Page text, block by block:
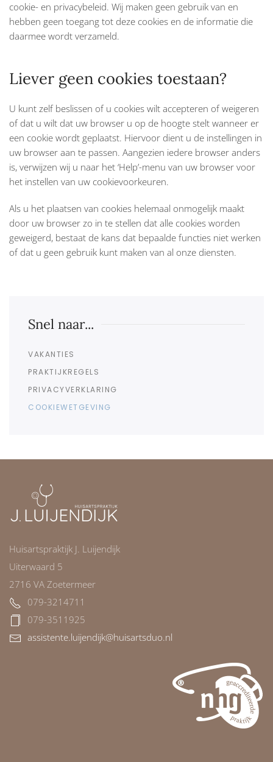
cookie- en privacybeleid. Wij maken geen gebruik van en
hebben geen toegang tot deze cookies en de informatie die
daarmee wordt verzameld.
Liever geen cookies toestaan?
U kunt zelf beslissen of u cookies wilt accepteren of weigeren
of dat u wilt dat uw browser u op de hoogte stelt wanneer er
een cookie wordt geplaatst. Hiervoor dient u de instellingen in
uw browser aan te passen. Aangezien iedere browser anders
is, verwijzen wij u naar het ‘Help’-menu van uw browser voor
het instellen van uw cookievoorkeuren.
Als u het plaatsen van cookies helemaal onmogelijk maakt
door uw browser zo in te stellen dat alle cookies worden
geweigerd, bestaat de kans dat bepaalde functies niet werken
of dat u geen gebruik kunt maken van al onze diensten.
Snel naar...
VAKANTIES
PRAKTIJKREGELS
PRIVACYVERKLARING
COOKIEWETGEVING
Huisartspraktijk J. Luijendijk
Uiterwaard 5
2716 VA Zoetermeer
079-3214711
079-3511925
assistente.luijendijk@huisartsduo.nl